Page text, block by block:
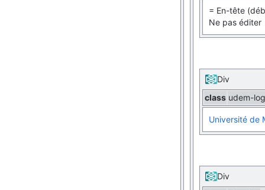
= En-tête
Ne pas éditer
Div
class udem-
Université de
Div